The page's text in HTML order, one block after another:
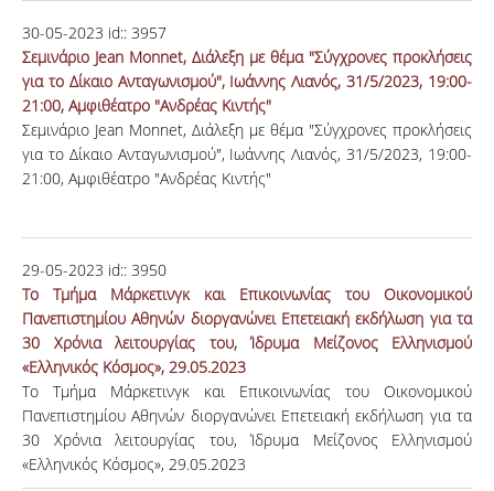
30-05-2023 id:: 3957
Σεμινάριο Jean Monnet, Διάλεξη με θέμα "Σύγχρονες προκλήσεις
για το Δίκαιο Ανταγωνισμού", Ιωάννης Λιανός, 31/5/2023, 19:00-
21:00, Αμφιθέατρο "Ανδρέας Κιντής"
Σεμινάριο Jean Monnet, Διάλεξη με θέμα "Σύγχρονες προκλήσεις
για το Δίκαιο Ανταγωνισμού", Ιωάννης Λιανός, 31/5/2023, 19:00-
21:00, Αμφιθέατρο "Ανδρέας Κιντής"
29-05-2023 id:: 3950
Το Τμήμα Μάρκετινγκ και Επικοινωνίας του Οικονομικού
Πανεπιστημίου Αθηνών διοργανώνει Επετειακή εκδήλωση για τα
30 Χρόνια λειτουργίας του, Ίδρυμα Μείζονος Ελληνισμού
«Ελληνικός Κόσμος», 29.05.2023
Το Τμήμα Μάρκετινγκ και Επικοινωνίας του Οικονομικού
Πανεπιστημίου Αθηνών διοργανώνει Επετειακή εκδήλωση για τα
30 Χρόνια λειτουργίας του, Ίδρυμα Μείζονος Ελληνισμού
«Ελληνικός Κόσμος», 29.05.2023